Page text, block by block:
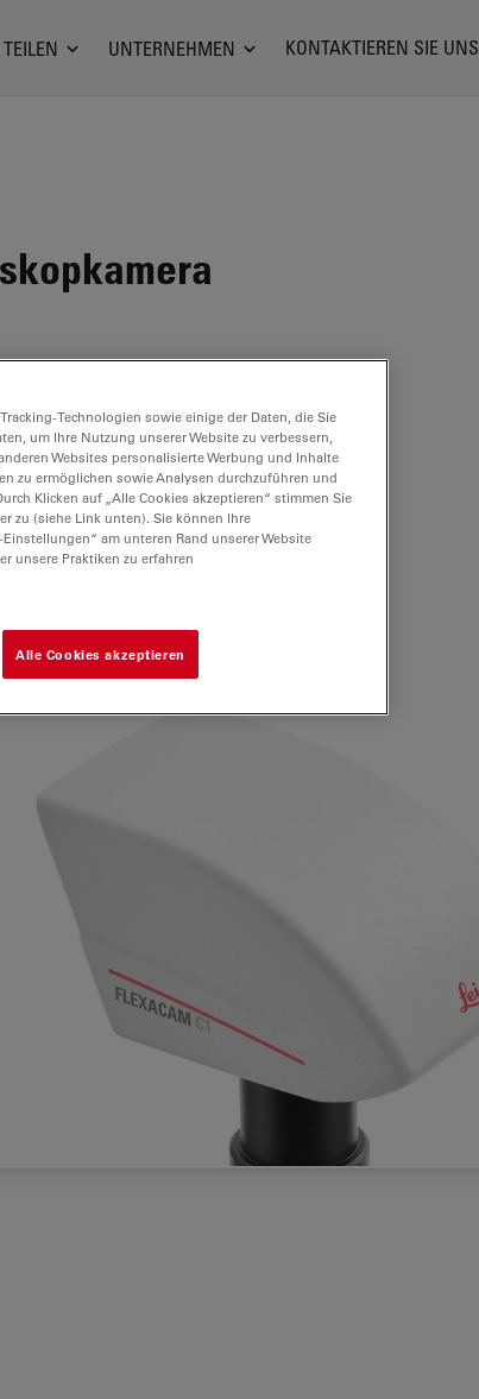
UNTERNEHMEN KONTAKTIEREN SIE UNS
Technologien sowie einige der Daten, die Sie
um Ihre Nutzung unserer Website zu verbessern,
Websites personalisierte Werbung und Inhalte
zu ermöglichen sowie Analysen durchzuführen und
Klicken auf „Alle Cookies akzeptieren“ stimmen Sie
zu (siehe Link unten). Sie können Ihre
am unteren Rand unserer Website
unsere Praktiken zu erfahren
Alle Cookies akzeptieren